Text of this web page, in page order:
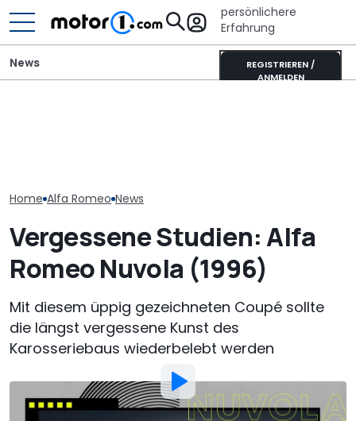
persönlichere
Erfahrung
REGISTRIEREN /
ANMELDEN
News
Home Alfa Romeo News
Vergessene Studien: Alfa
Romeo Nuvola (1996)
Mit diesem üppig gezeichneten Coupé sollte
die längst vergessene Kunst des
Karosseriebaus wiederbelebt werden
Ralph Hermens | Motor1